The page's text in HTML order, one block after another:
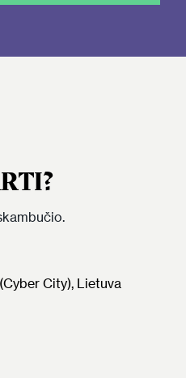
City), Lietuva